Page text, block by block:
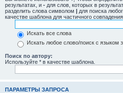
результатах, и - для слов, которых в
разделить слова символом | для поиска
качестве шаблона для частичного совпадения.
Искать все слова
Искать любое слово/поиск с языком
Поиск по автору:
Используйте * в качестве шаблона.
ПАРАМЕТРЫ ЗАПРОСА